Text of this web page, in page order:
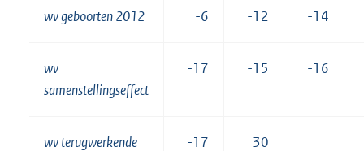
wv geboorten 2012 -6 -12 -14
wv
samenstellingseffect
-17 -15 -16
wv terugwerkende
-17 30